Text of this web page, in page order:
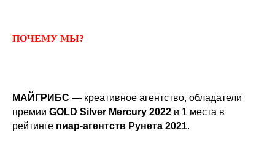
ПОЧЕМУ МЫ?
МАЙГРИБС — креативное агентство, обладатели
премии GOLD Silver Mercury 2022 и 1 места в
рейтинге пиар-агентств Рунета 2021.